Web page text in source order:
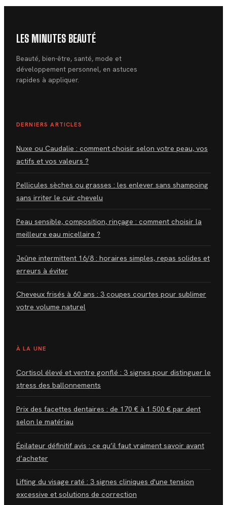
LES MINUTES BEAUTÉ
Beauté, bien-être, santé, mode et
développement personnel, en astuces
rapides à appliquer.
DERNIERS ARTICLES
Nuxe ou Caudalie : comment choisir selon votre peau, vos
actifs et vos valeurs ?
Pellicules sèches ou grasses : les enlever sans shampoing
sans irriter le cuir chevelu
Peau sensible, composition, rinçage : comment choisir la
meilleure eau micellaire ?
Jeûne intermittent 16/8 : horaires simples, repas solides et
erreurs à éviter
Cheveux frisés à 60 ans : 3 coupes courtes pour sublimer
votre volume naturel
À LA UNE
Cortisol élevé et ventre gonflé : 3 signes pour distinguer le
stress des ballonnements
Prix des facettes dentaires : de 170 € à 1 500 € par dent
selon le matériau
Épilateur définitif avis : ce qu’il faut vraiment savoir avant
d’acheter
Lifting du visage raté : 3 signes cliniques d'une tension
excessive et solutions de correction